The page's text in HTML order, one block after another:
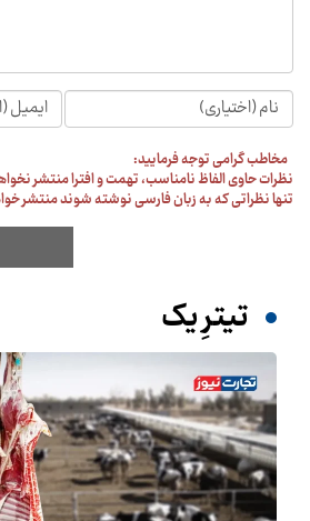
مخاطب گرامی توجه فرمایید:
نظرات حاوی الفاظ نامناسب، تهمت و افترا منتشر
تنها نظراتی که به زبان فارسی نوشته شوند منتشر
تیترِ یک